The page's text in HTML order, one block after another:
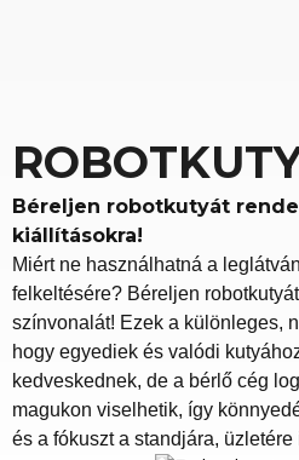
Béreljen robotkutyát
kiállításokra!
Miért ne használhatná a
felkeltésére? Béreljen
színvonalát! Ezek a különleges,
hogy egyediek és valódi
kedveskednek, de a bérlő cég
magukon viselhetik, így
és a fókuszt a standjára, üzletére